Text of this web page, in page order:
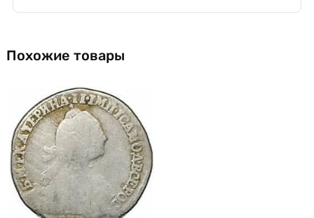
Похожие товары